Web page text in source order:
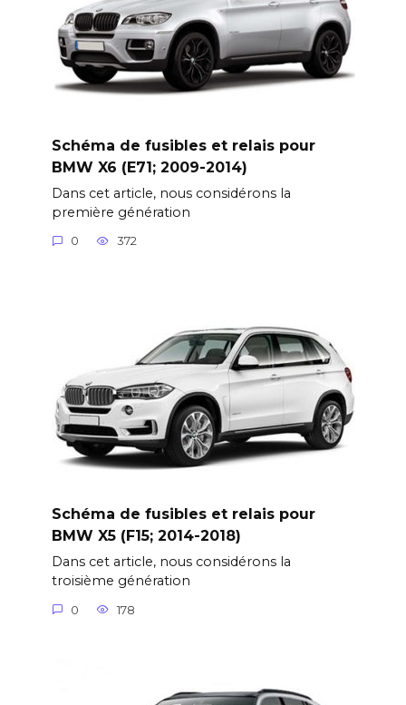
Schéma de fusibles et relais pour
BMW X6 (E71; 2009-2014)
Dans cet article, nous considérons la
première génération
0 372
Schéma de fusibles et relais pour
BMW X5 (F15; 2014-2018)
Dans cet article, nous considérons la
troisième génération
0 178